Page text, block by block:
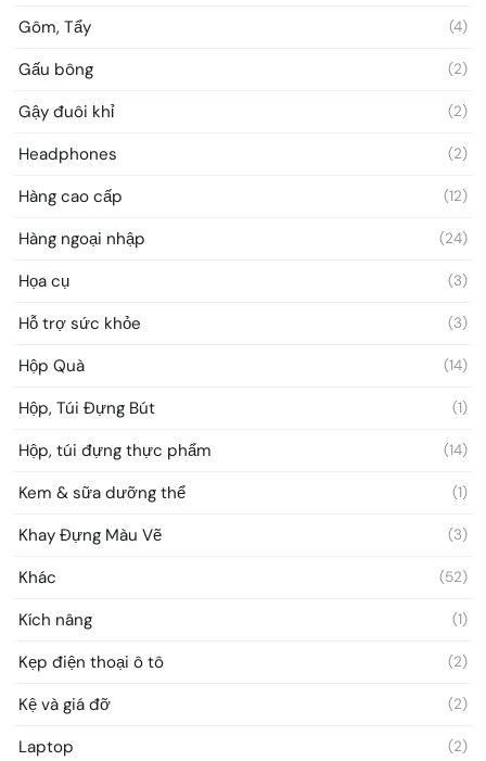
Gôm, Tẩy (4)
Gấu bông (2)
Gậy đuôi khỉ (2)
Headphones (2)
Hàng cao cấp (12)
Hàng ngoại nhập (24)
Họa cụ (3)
Hỗ trợ sức khỏe (3)
Hộp Quà (14)
Hộp, Túi Đựng Bút (1)
Hộp, túi đựng thực phẩm (14)
Kem & sữa dưỡng thể (1)
Khay Đựng Màu Vẽ (3)
Khác (52)
Kích nâng (1)
Kẹp điện thoại ô tô (2)
Kệ và giá đỡ (2)
Laptop (2)